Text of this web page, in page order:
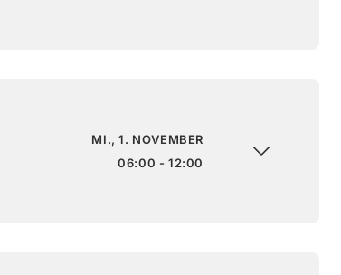
MI., 1. NOVEMBER
06:00 - 12:00